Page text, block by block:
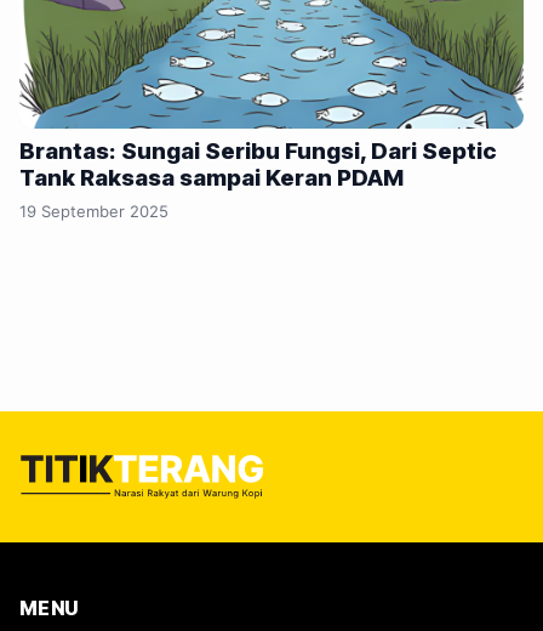
Brantas: Sungai Seribu Fungsi, Dari Septic
Tank Raksasa sampai Keran PDAM
19 September 2025
MENU